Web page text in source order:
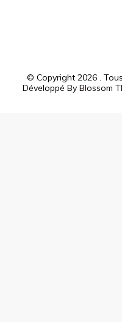
© Copyright 2026 .
Développé By Blossom